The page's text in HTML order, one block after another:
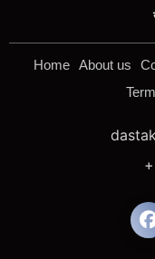
Home About us